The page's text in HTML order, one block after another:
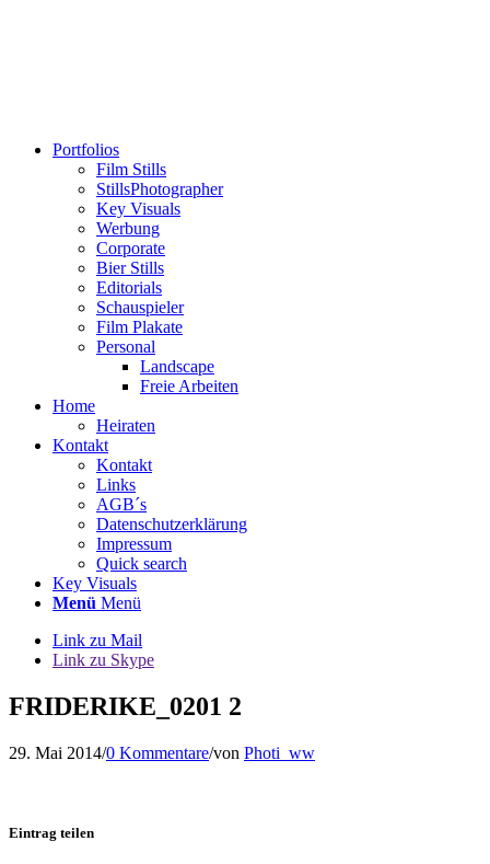
Portfolios
Film Stills
StillsPhotographer
Key Visuals
Werbung
Corporate
Bier Stills
Editorials
Schauspieler
Film Plakate
Personal
Landscape
Freie Arbeiten
Home
Heiraten
Kontakt
Kontakt
Links
AGB´s
Datenschutzerklärung
Impressum
Quick search
Key Visuals
Menü Menü
Link zu Mail
Link zu Skype
FRIDERIKE_0201 2
29. Mai 2014/0 Kommentare/von Photi_ww
Eintrag teilen